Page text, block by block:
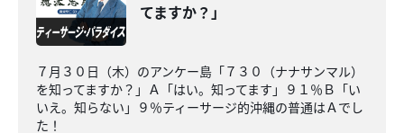
てますか？」
７月３０日（木）のアンケー島「７３０（ナナサンマル）
を知ってますか？」Ａ「はい。知ってます」９１％Ｂ「い
いえ。知らない」９％ティーサージ的沖縄の普通はＡでし
た！